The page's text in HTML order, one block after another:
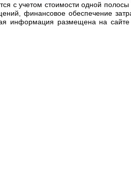
с учетом стоимости одной
финансовое обеспечение
информация размещена на